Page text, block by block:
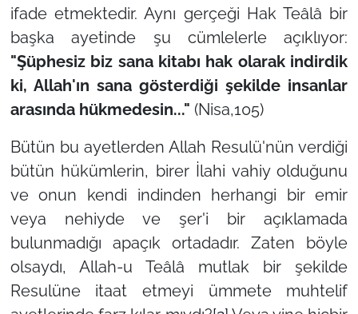
ifade etmektedir. Aynı gerçeği Hak Teâlâ bir
başka ayetinde şu cümlelerle açıklıyor:
"Şüphesiz biz sana kitabı hak olarak indirdik
ki, Allah'ın sana gösterdiği şekilde insanlar
arasında hükmedesin..." (Nisa,105)
Bütün bu ayetlerden Allah Resulü'nün verdiği
bütün hükümlerin, birer İlahi vahiy olduğunu
ve onun kendi indinden herhangi bir emir
veya nehiyde ve şer'i bir açıklamada
bulunmadığı apaçık ortadadır. Zaten böyle
olsaydı, Allah-u Teâlâ mutlak bir şekilde
Resulüne itaat etmeyi ümmete muhtelif